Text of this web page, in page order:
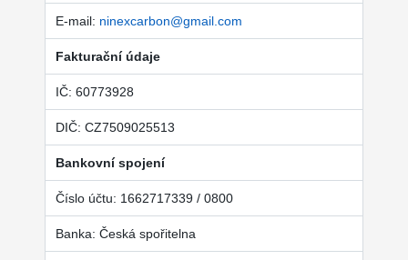
E-mail: ninexcarbon@gmail.com
Fakturační údaje
IČ: 60773928
DIČ: CZ7509025513
Bankovní spojení
Číslo účtu: 1662717339 / 0800
Banka: Česká spořitelna